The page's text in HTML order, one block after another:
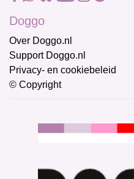
Doggo
Over Doggo.nl
Support Doggo.nl
Privacy- en cookiebeleid
© Copyright